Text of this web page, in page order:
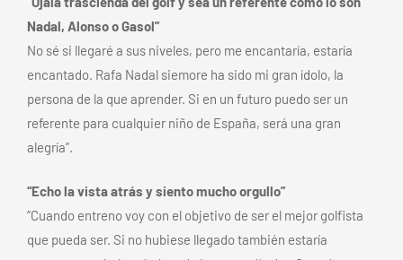
Nadal, Alonso o Gasol”
No sé si llegaré a sus niveles, pero me encantaría, estaría
encantado. Rafa Nadal siemore ha sido mi gran ídolo, la
persona de la que aprender. Si en un futuro puedo ser un
referente para cualquier niño de España, será una gran
alegría”.
“Echo la vista atrás y siento mucho orgullo”
“Cuando entreno voy con el objetivo de ser el mejor golfista
que pueda ser. Si no hubiese llegado también estaría